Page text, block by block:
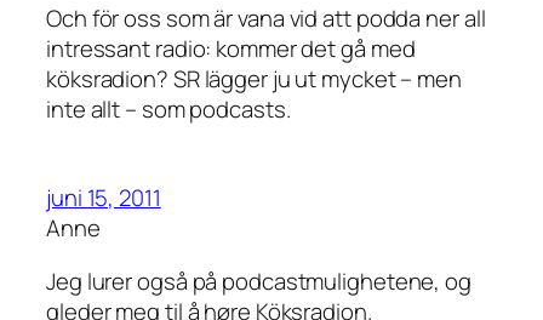
Och för oss som är vana vid att podda ner all
intressant radio: kommer det gå med
köksradion? SR lägger ju ut mycket – men
inte allt – som podcasts.
juni 15, 2011
Anne
Jeg lurer også på podcastmulighetene, og
gleder meg til å høre Köksradion.